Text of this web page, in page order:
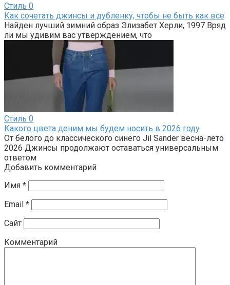
Стиль 0
Как сочетать джинсы и дубленку, чтобы не быть как все
Найден лучший зимний образ Элизабет Херли, 1997 Вряд
ли мы удивим вас утверждением, что
Стиль 0
Какого цвета деним мы будем носить в 2026 году
От белого до классического синего Jil Sander весна-лето
2026 Джинсы продолжают оставаться универсальным
ответом
Добавить комментарий
Имя *
Email *
Сайт
Комментарий